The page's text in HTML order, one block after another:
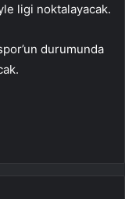
ligi noktalayacak.
durumunda